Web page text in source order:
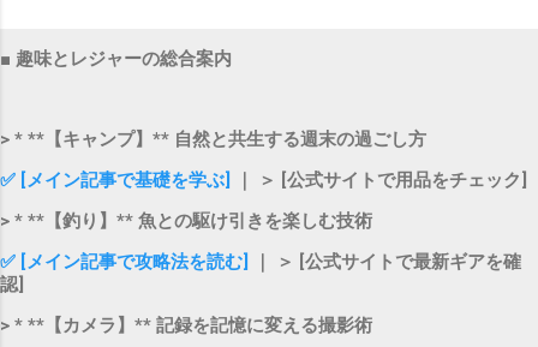
■ 趣味とレジャーの総合案内
> * **【キャンプ】** 自然と共生する週末の過ごし方
✅ [メイン記事で基礎を学ぶ]
｜ ＞ [公式サイトで用品をチェック]
> * **【釣り】** 魚との駆け引きを楽しむ技術
✅ [メイン記事で攻略法を読む]
｜ ＞ [公式サイトで最新ギアを確
認]
> * **【カメラ】** 記録を記憶に変える撮影術